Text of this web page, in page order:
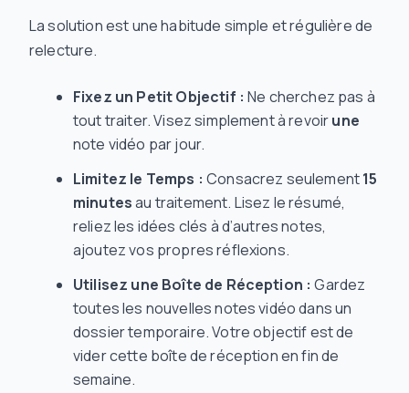
La solution est une habitude simple et régulière de
relecture.
Fixez un Petit Objectif : Ne cherchez pas à
tout traiter. Visez simplement à revoirune
note vidéo par jour.
Limitez le Temps : Consacrez seulement15
minutesau traitement. Lisez le résumé,
reliez les idées clés à d’autres notes,
ajoutez vos propres réflexions.
Utilisez une Boîte de Réception : Gardez
toutes les nouvelles notes vidéo dans un
dossier temporaire. Votre objectif est de
vider cette boîte de réception en fin de
semaine.